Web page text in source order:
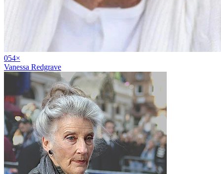
054×
Vanessa Redgrave